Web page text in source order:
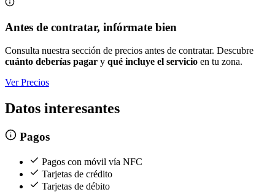
Antes de contratar, infórmate bien
Consulta nuestra sección de precios antes de contratar. Descubre
cuánto deberías pagar y qué incluye el servicio en tu zona.
Ver Precios
Datos interesantes
Pagos
Pagos con móvil vía NFC
Tarjetas de crédito
Tarjetas de débito